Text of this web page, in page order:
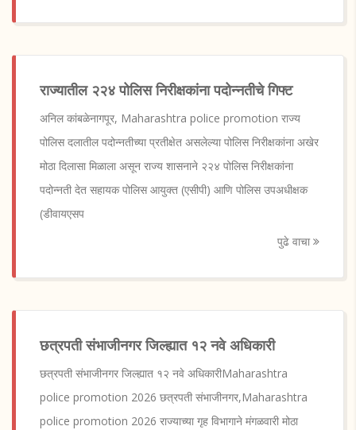
राज्यातील २२४ पोलिस निरीक्षकांना पदोन्नतीचे गिफ्ट
अनिल कांबळेनागपूर, Maharashtra police promotion राज्य
पोलिस दलातील पदोन्नतीच्या प्रतीक्षेत असलेल्या पोलिस निरीक्षकांना अखेर
मोठा दिलासा मिळाला असून राज्य शासनाने २२४ पोलिस निरीक्षकांना
पदोन्नती देत सहायक पोलिस आयुक्त (एसीपी) आणि पोलिस उपअधीक्षक
(डीवायएसप
पुढे वाचा
छत्रपती संभाजीनगर जिल्ह्यात १२ नवे अधिकारी
छत्रपती संभाजीनगर जिल्ह्यात १२ नवे अधिकारीMaharashtra
police promotion 2026 छत्रपती संभाजीनगर,Maharashtra
police promotion 2026 राज्याच्या गृह विभागाने मंगळवारी मोठा